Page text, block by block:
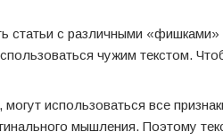
статьи с различными
чужим текстом.
использоваться все
мышления. Поэтому